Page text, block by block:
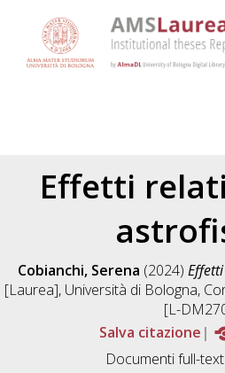
Effetti
Cobianchi, Serena (2024)
[Laurea], Università di Bologna,
[L-
Salva citazione
Documenti full-